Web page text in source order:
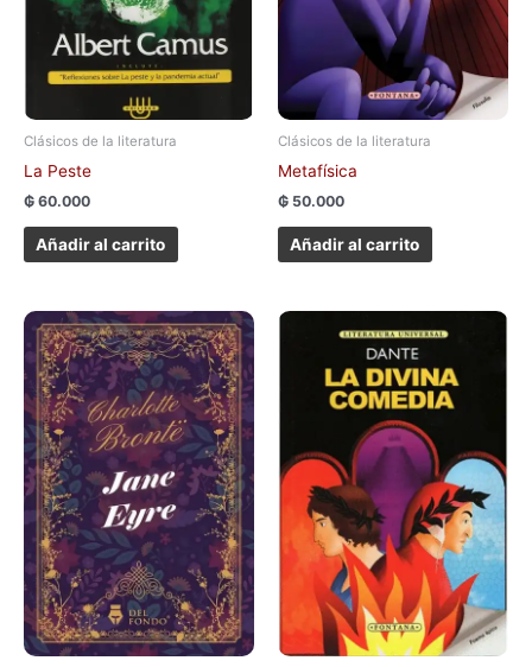
Clásicos de la literatura
La Peste
₲ 60.000
Añadir al carrito
Clásicos de la literatura
Metafísica
₲ 50.000
Añadir al carrito